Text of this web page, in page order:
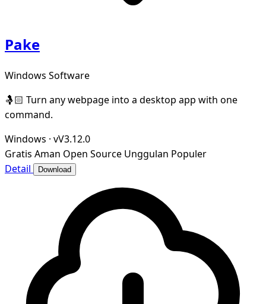
Pake
Windows Software
🤱🏻 Turn any webpage into a desktop app with one
command.
Windows · vV3.12.0
Gratis Aman Open Source Unggulan Populer
Detail
Download